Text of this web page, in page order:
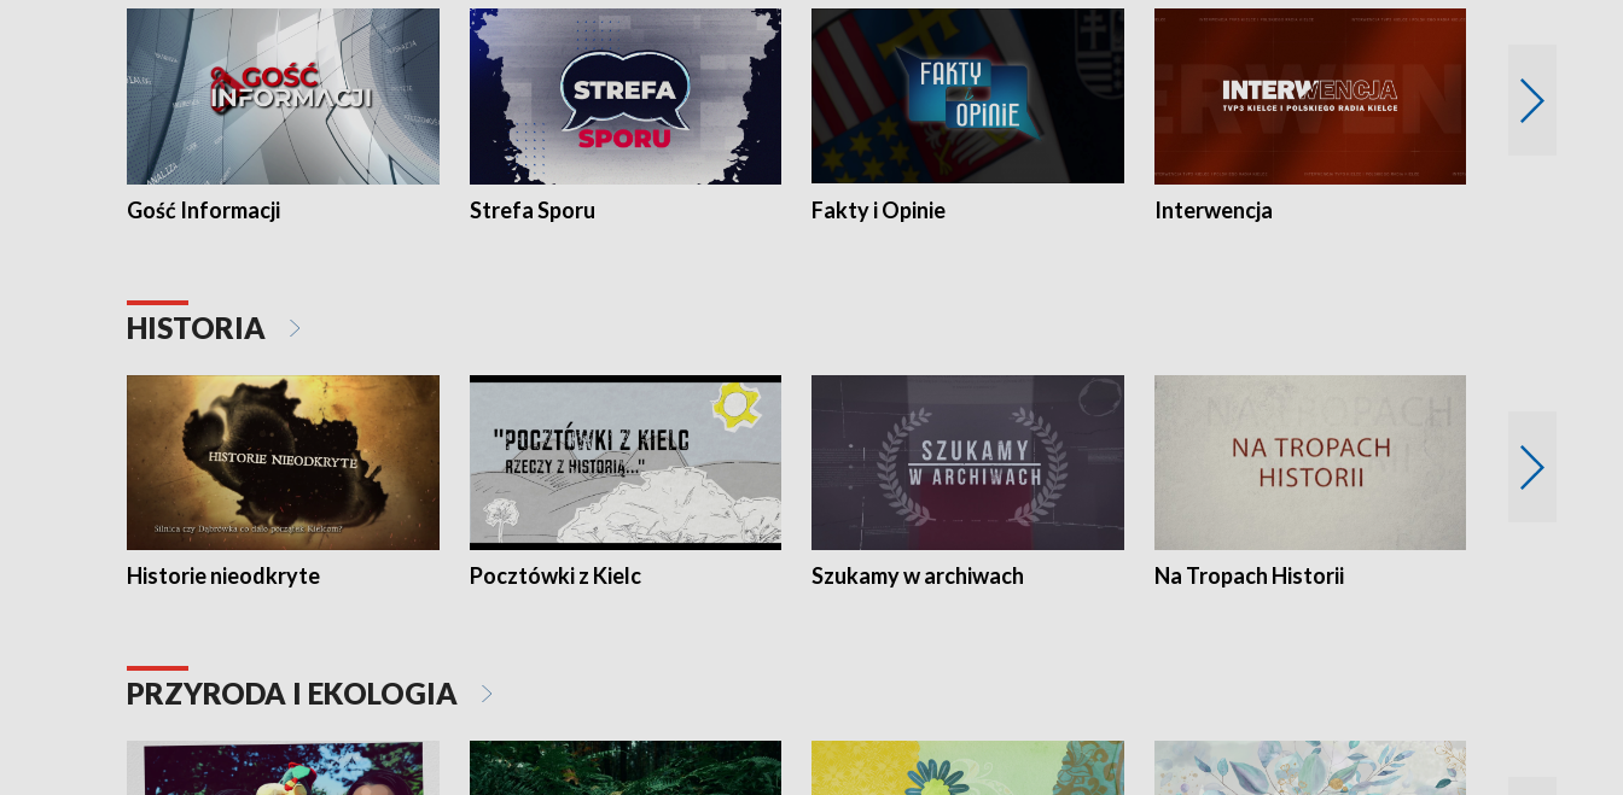
Gość Informacji Strefa Sporu Fakty i Opinie Interwencja
HISTORIA
Historie nieodkryte Pocztówki z Kielc Szukamy w archiwach Na Tropach Historii
PRZYRODA I EKOLOGIA